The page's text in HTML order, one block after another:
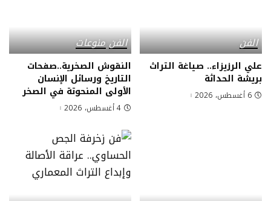
الفن
علي الرزيزاء.. صياغة التراث
بريشة الحداثة
6 أغسطس، 2026
الفنمنوعات
النقوش الصخرية..صفحات
التاريخ ورسائل الإنسان
الأولى المنحوتة في الصخر
4 أغسطس، 2026